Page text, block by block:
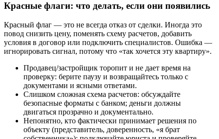
Красные флаги: что делать, если они появились
Красный флаг — это не всегда отказ от сделки. Иногда это
повод снизить цену, поменять схему расчетов, добавить
условия в договор или подключить специалистов. Ошибка —
игнорировать сигнал, потому что «так хочется эту квартиру».
Продавец/застройщик торопит и не дает время на
проверку: берите паузу и возвращайтесь только с
документами и ясными ответами.
Слишком сложная схема расчетов: обсуждайте
безопасные форматы с банком; деньги должны
двигаться прозрачно и документально.
Непонятно, кто фактически принимает решения по
объекту (представитель, доверенность, «я брат